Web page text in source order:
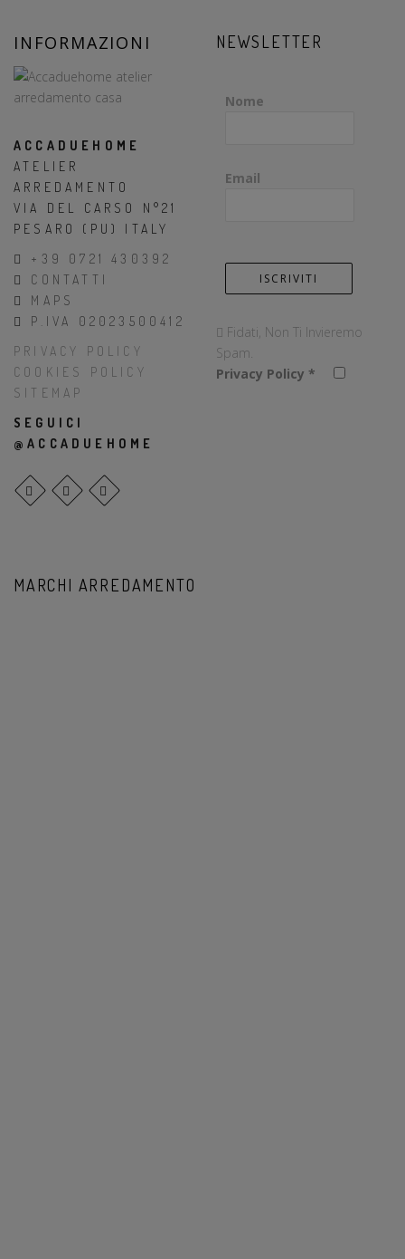
INFORMAZIONI
ACCADUEHOME
ATELIER
ARREDAMENTO
VIA DEL CARSO N°21
PESARO (PU) ITALY
+39 0721 430392
CONTATTI
MAPS
P.IVA 02023500412
PRIVACY POLICY
COOKIES POLICY
SITEMAP
SEGUICI
@ACCADUEHOME
NEWSLETTER
Nome
Email
Fidati, Non Ti Invieremo
Spam.
Privacy Policy *
MARCHI ARREDAMENTO